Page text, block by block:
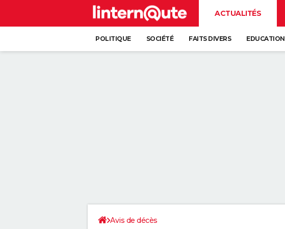
ACTUALITÉS
POLITIQUE SOCIÉTÉ FAITS DIVERS EDUCATION
Avis de décès